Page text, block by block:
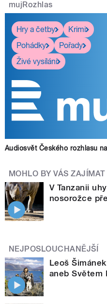
mujRozhlas
Hry a četby
Krimi
Pohádky
Pořady
Živé vysílání
Audiosvět Českého rozhlasu
MOHLO BY VÁS ZAJÍMAT
V Tanzanii
nosorožce
NEJPOSLOUCHANĚJŠÍ
Leoš
aneb Světem